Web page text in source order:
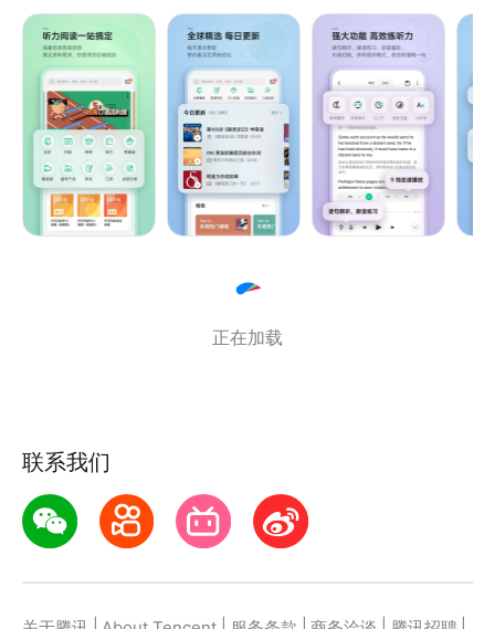
【读书笔记】
你可以在短文中自由添加读书笔记，你的优质读书笔记
还会获得其他用户的点赞；阅读完一篇文章，在读后感
区可以发布自己的评论，交流学习心得。
微信公众号：shanbay17
新浪微博：@扇贝网
◉ 全面的学习资料，学生党实用派各取所需
【真题教辅】
四六级考研、雅思托福、口笔译……国内外考试的听力
真题和备考资料及时更新；
CRI、科学美国人、China Daily……一站式听提分语
【影视原声】
热门英剧、高分美剧、经典电影原声，回味经典必备
正在加载
联系我们